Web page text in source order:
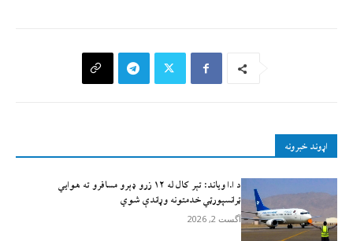
اړوند خبرونه
د ا.ا وياند: تېر کال له ۱۲ زرو ډېرو مسافرو ته هوايي
ټرانسپورټي خدمتونه وړاندې شوي
آگست 2, 2026